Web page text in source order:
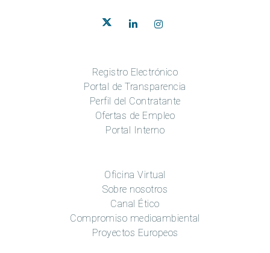
Registro Electrónico
Portal de Transparencia
Perfil del Contratante
Ofertas de Empleo
Portal Interno
Oficina Virtual
Sobre nosotros
Canal Ético
Compromiso medioambiental
Proyectos Europeos